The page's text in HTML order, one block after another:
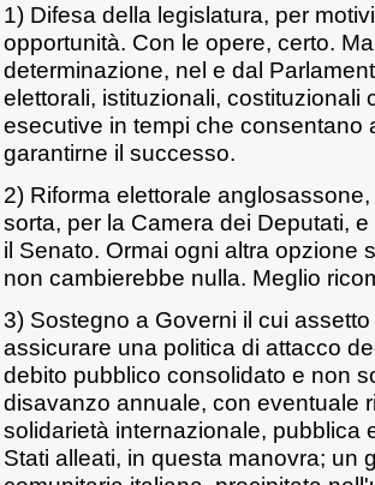
1) Difesa della legislatura, per
opportunità. Con le opere, certo.
determinazione, nel e dal
elettorali, istituzionali,
esecutive in tempi che
garantirne il successo.
2) Riforma elettorale
sorta, per la Camera dei Deputati,
il Senato. Ormai ogni altra opzione
non cambierebbe nulla. Meglio
3) Sostegno a Governi il cui
assicurare una politica di attacco
debito pubblico consolidato e non
disavanzo annuale, con eventuale
solidarietà internazionale, pubblica
Stati alleati, in questa manovra; un